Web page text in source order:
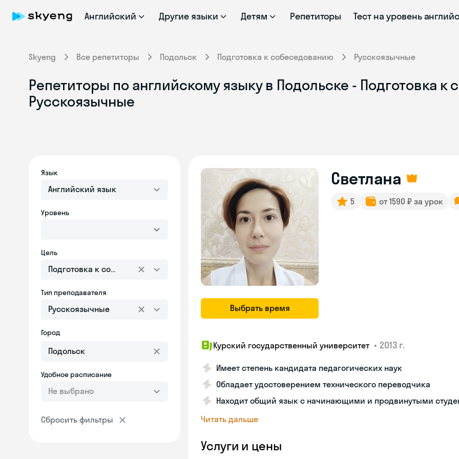
Английский Другие языки Детям Репетиторы Тест на уровень
Skyeng Все репетиторы Подольск Подготовка к собеседованию Русскоязычные
Репетиторы по английскому языку в Подольске - Подготовка к
Русскоязычные
Язык
Английский язык
Уровень
Цель
Подготовка к собеседованию
Тип преподавателя
Русскоязычные
Город
Удобное расписание
Не выбрано
Сбросить фильтры
Выбрать время
Светлана
5 от 1590 ₽ за урок
Курский государственный университет • 2013 г.
Имеет степень кандидата педагогических наук
Обладает удостоверением технического переводчика
Находит общий язык с начинающими и продвинутыми
Читать дальше
Услуги и цены